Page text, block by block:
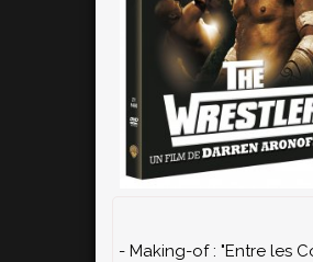
- Making-of : "Entre les